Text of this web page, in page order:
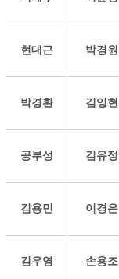
현대근 박경원
박경환 김잉현
공부성 김유정
김용민 이경은
김우영 손용조